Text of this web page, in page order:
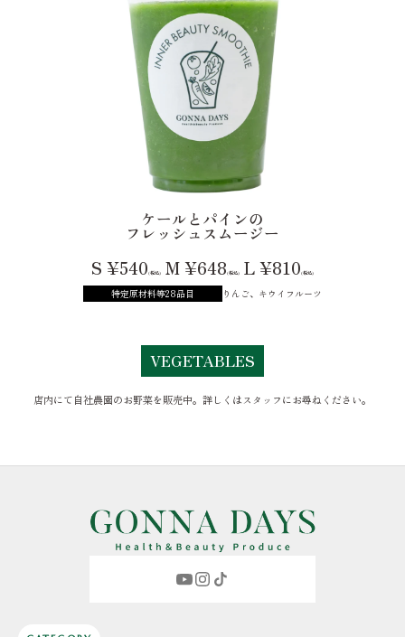
ケールとパインの
フレッシュスムージー
S ¥540(税込) M ¥648(税込) L ¥810(税込)
特定原材料等28品目 りんご、キウイフルーツ
VEGETABLES
店内にて自社農園のお野菜を販売中。詳しくはスタッフにお尋ねください。